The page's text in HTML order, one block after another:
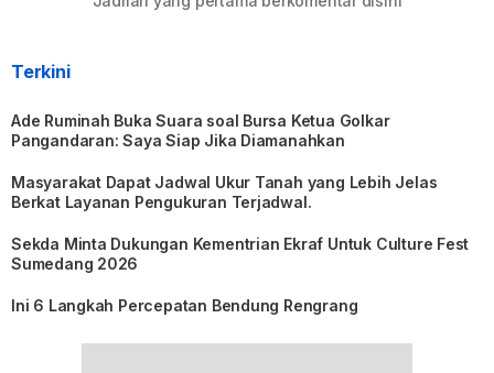
Terkini
Ade Ruminah Buka Suara soal Bursa Ketua Golkar
Pangandaran: Saya Siap Jika Diamanahkan
Masyarakat Dapat Jadwal Ukur Tanah yang Lebih Jelas
Berkat Layanan Pengukuran Terjadwal.
Sekda Minta Dukungan Kementrian Ekraf Untuk Culture Fest
Sumedang 2026
Ini 6 Langkah Percepatan Bendung Rengrang